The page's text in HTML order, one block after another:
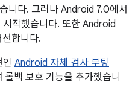
니다. 그러나 Android 7.0에서
작했습니다. 또한 Android
합니다.
Android 자체 검사 부팅
백 보호 기능을 추가했습니